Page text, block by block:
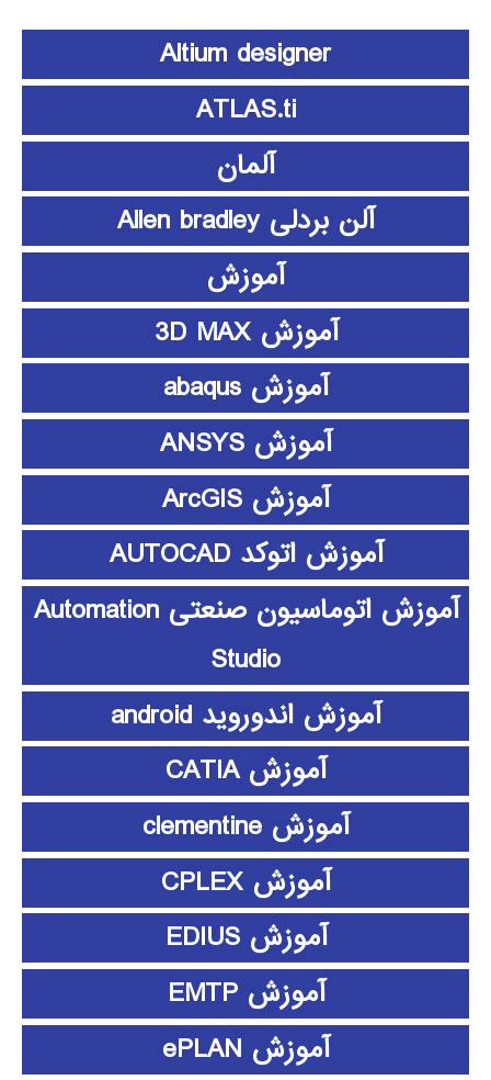
Altium designer
ATLAS.ti
آلمان
آلن بردلی Allen bradley
آموزش
آموزش 3D MAX
آموزش abaqus
آموزش ANSYS
آموزش ArcGIS
آموزش اتوکد AUTOCAD
آموزش اتوماسیون صنعتی Automation
Studio
آموزش اندوروید android
آموزش CATIA
آموزش clementine
آموزش CPLEX
آموزش EDIUS
آموزش EMTP
آموزش ePLAN